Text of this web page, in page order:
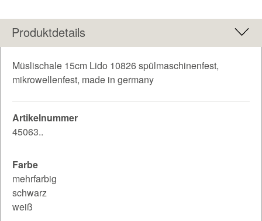
Produktdetails
Müslischale 15cm Lido 10826 spülmaschinenfest,
mikrowellenfest, made in germany
Artikelnummer
45063..
Farbe
mehrfarbig
schwarz
weiß